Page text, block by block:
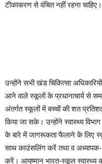
टीकाकरण से वंचित नहीं रहना चाहिए।
उन्होंने सभी खंड चिकित्सा
आने वाले स्कूलों के प्रधानाचार्य से
अंतर्गत स्कूलों में बच्चों की शत
किया जा सके। उन्होंने स्वास्थ्य
के बारे में जागरूकता फैलाने के लिए
साथ काउंसलिंग करें तथा व
करें। आयुष्मान भारत-स्कूल स्वास्थ्य